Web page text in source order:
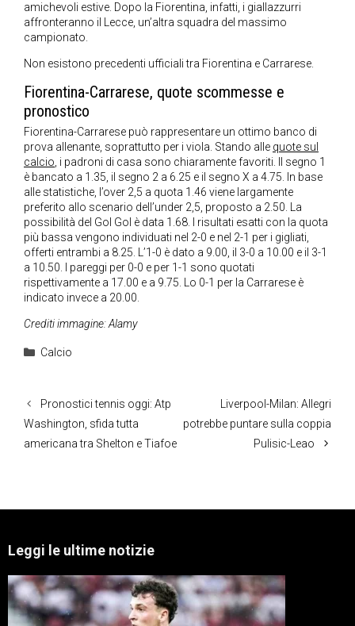
amichevoli estive. Dopo la Fiorentina, infatti, i giallazzurri
affronteranno il Lecce, un’altra squadra del massimo
campionato.
Non esistono precedenti ufficiali tra Fiorentina e Carrarese.
Fiorentina-Carrarese, quote scommesse e
pronostico
Fiorentina-Carrarese può rappresentare un ottimo banco di
prova allenante, soprattutto per i viola. Stando alle quote sul
calcio, i padroni di casa sono chiaramente favoriti. Il segno 1
è bancato a 1.35, il segno 2 a 6.25 e il segno X a 4.75. In base
alle statistiche, l’over 2,5 a quota 1.46 viene largamente
preferito allo scenario dell’under 2,5, proposto a 2.50. La
possibilità del Gol Gol è data 1.68. I risultati esatti con la quota
più bassa vengono individuati nel 2-0 e nel 2-1 per i gigliati,
offerti entrambi a 8.25. L’1-0 è dato a 9.00, il 3-0 a 10.00 e il 3-1
a 10.50. I pareggi per 0-0 e per 1-1 sono quotati
rispettivamente a 17.00 e a 9.75. Lo 0-1 per la Carrarese è
indicato invece a 20.00.
Crediti immagine: Alamy
Categorie
Calcio
Pronostici tennis oggi: Atp
Washington, sfida tutta
americana tra Shelton e Tiafoe
Liverpool-Milan: Allegri
potrebbe puntare sulla coppia
Pulisic-Leao
Leggi le ultime notizie